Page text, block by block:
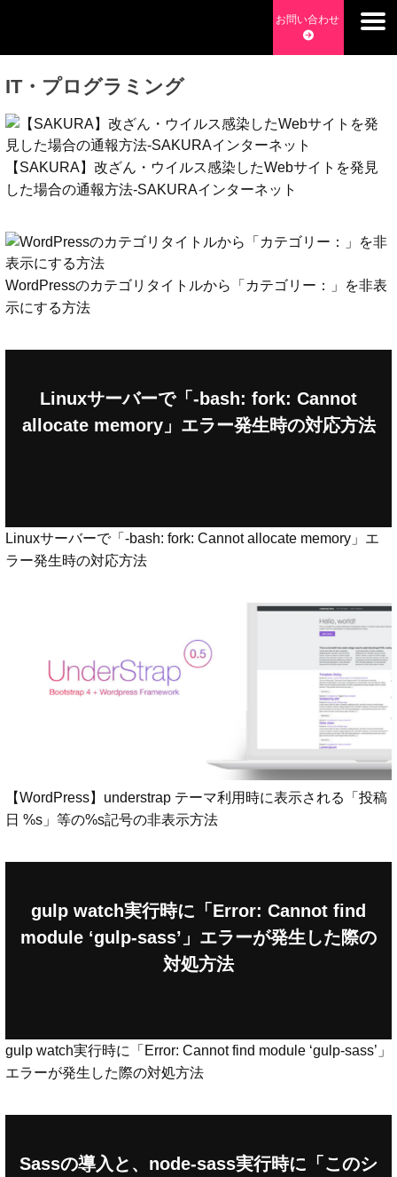
content
ムページ制作・Web開発・アプリ開発・コーチング チョッピ
ーデイズ ChoppyDays
お問い合わせ
IT・プログラミング
【SAKURA】改ざん・ウイルス感染したWebサイトを発見
した場合の通報方法-SAKURAインターネット
WordPressのカテゴリタイトルから「カテゴリー：」を非表
示にする方法
Linuxサーバーで「-bash: fork: Cannot
allocate memory」エラー発生時の対応方法
Linuxサーバーで「-bash: fork: Cannot allocate memory」エ
ラー発生時の対応方法
【WordPress】understrap テーマ利用時に表示される「投稿
日 %s」等の%s記号の非表示方法
gulp watch実行時に「Error: Cannot find
module ‘gulp-sass’」エラーが発生した際の
対処方法
gulp watch実行時に「Error: Cannot find module ‘gulp-sass’」
エラーが発生した際の対処方法
Sassの導入と、node-sass実行時に「このシ